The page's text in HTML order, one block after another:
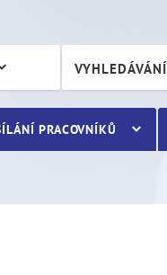
VYHLEDÁVÁNÍ
PRACOVNÍKŮ